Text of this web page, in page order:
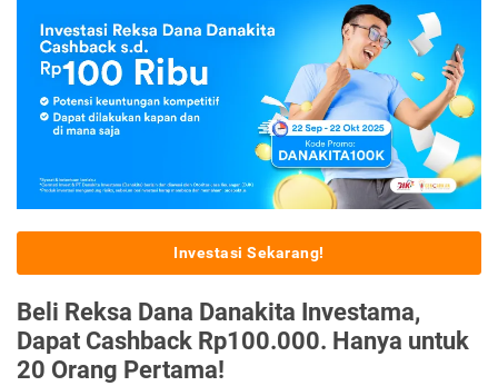
Investasi Sekarang!
Beli Reksa Dana Danakita Investama,
Dapat Cashback Rp100.000. Hanya untuk
20 Orang Pertama!